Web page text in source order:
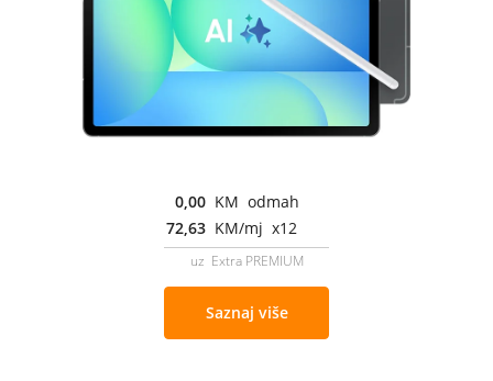
0,00 KM odmah
72,63 KM/mj x12
uz Extra PREMIUM
Saznaj više